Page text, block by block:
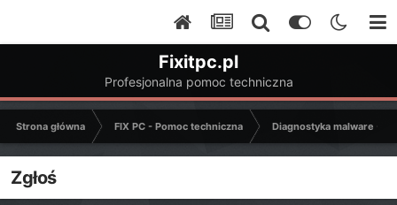
Fixitpc.pl
Profesjonalna pomoc techniczna
Strona główna FIX PC - Pomoc techniczna Diagnostyka malware -
Zgłoś